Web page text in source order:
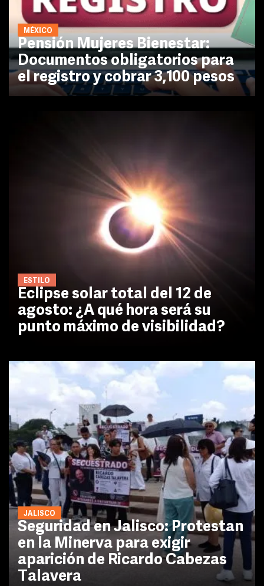
MÉXICO
Pensión Mujeres Bienestar:
Documentos obligatorios para
el registro y cobrar 3,100 pesos
ESTILO
Eclipse solar total del 12 de
agosto: ¿A qué hora será su
punto máximo de visibilidad?
JALISCO
Seguridad en Jalisco: Protestan
en la Minerva para exigir
aparición de Ricardo Cabezas
Talavera